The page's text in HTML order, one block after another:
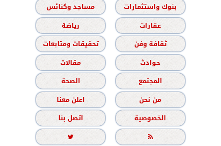
بنوك واستثمارات
مساجد وكنائس
عقارات
رياضة
ثقافة وفن
تحقيقات ومتابعات
حوادث
مقالات
المجتمع
الصحة
من نحن
اعلن معنا
الخصوصية
اتصل بنا

